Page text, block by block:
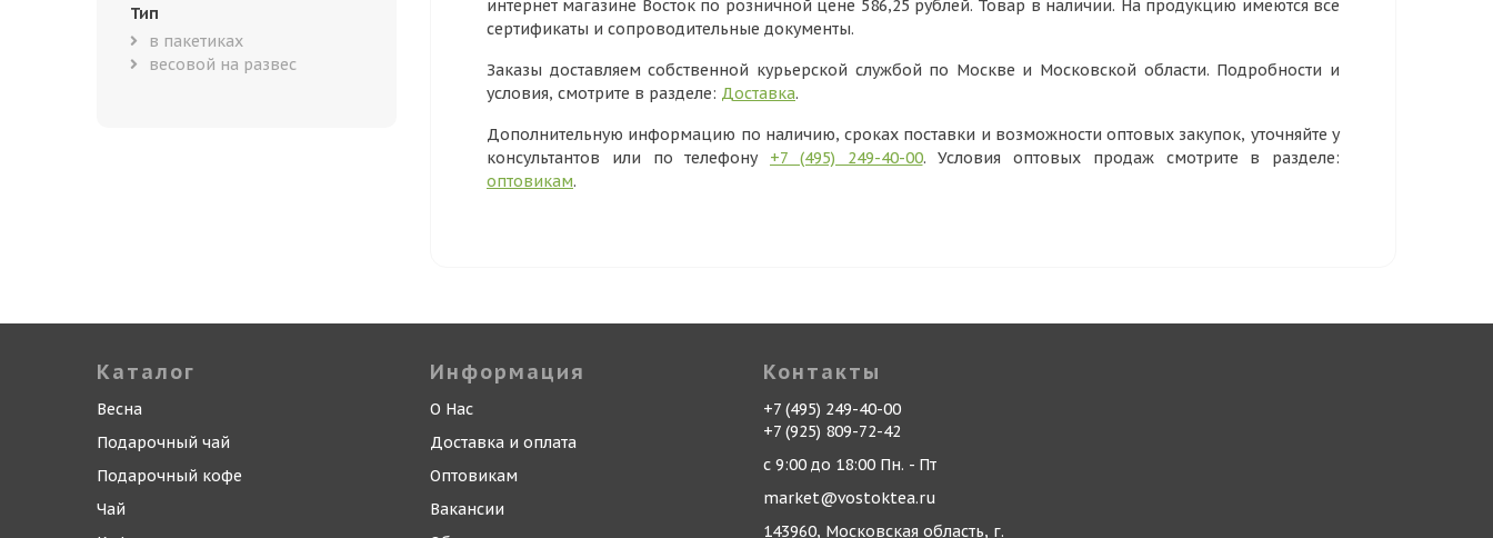
Тип
в пакетиках
весовой на развес
интернет магазине Восток по розничной цене 586,25 рублей. Товар в наличии. На продукцию имеются все
сертификаты и сопроводительные документы.
Заказы доставляем собственной курьерской службой по Москве и Московской области. Подробности и
условия, смотрите в разделе: Доставка.
Дополнительную информацию по наличию, сроках поставки и возможности оптовых закупок, уточняйте у
консультантов или по телефону +7 (495) 249-40-00. Условия оптовых продаж смотрите в разделе:
оптовикам.
Каталог
Весна
Подарочный чай
Подарочный кофе
Чай
Информация
О Нас
Доставка и оплата
Оптовикам
Вакансии
Контакты
+7 (495) 249-40-00
+7 (925) 809-72-42
с 9:00 до 18:00 Пн. - Пт
market@vostoktea.ru
143960, Московская область, г.